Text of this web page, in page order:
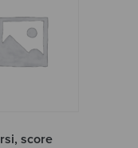
score